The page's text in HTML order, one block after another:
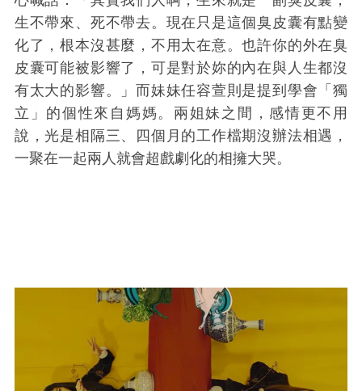
生不帶來、死不帶去。現在只是這個臭皮囊有點變
化了，根本沒甚麼，不用太在意。也許你的外在臭
皮囊可能被影響了，可是對於妳的內在與人生都沒
有太大的影響。」而妹妹任容萱則是提到學會「獨
立」的個性來自媽媽。兩姐妹之間，感情更不用
說，光是相隔三、四個月的工作檔期沒辦法相遇，
一聚在一起兩人就會超戲劇化的相擁大哭。